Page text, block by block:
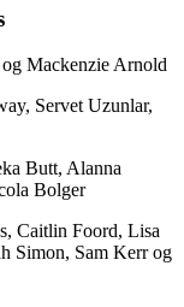
Mackenzie Arnold
Servet Uzunlar,
Butt, Alanna
Bolger
Caitlin Foord, Lisa
Simon, Sam Kerr og